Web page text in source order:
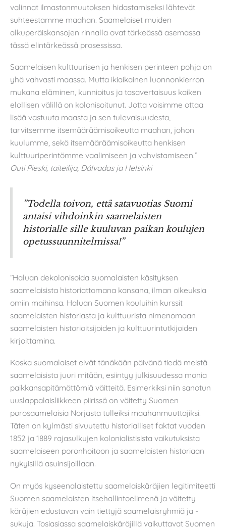
valinnat ilmastonmuutoksen hidastamiseksi lähtevät
suhteestamme maahan. Saamelaiset muiden
alkuperäiskansojen rinnalla ovat tärkeässä asemassa
tässä elintärkeässä prosessissa.
Saamelaisen kulttuurisen ja henkisen perinteen pohja on
yhä vahvasti maassa. Mutta ikiaikainen luonnonkierron
mukana eläminen, kunnioitus ja tasavertaisuus kaiken
elollisen välillä on kolonisoitunut. Jotta voisimme ottaa
lisää vastuuta maasta ja sen tulevaisuudesta,
tarvitsemme itsemääräämisoikeutta maahan, johon
kuulumme, sekä itsemääräämisoikeutta henkisen
kulttuuriperintömme vaalimiseen ja vahvistamiseen.”
Outi Pieski, taiteilija, Dálvadas ja Helsinki
”Todella toivon, että satavuotias Suomi
antaisi vihdoinkin saamelaisten
historialle sille kuuluvan paikan koulujen
opetussuunnitelmissa!”
”Haluan dekolonisoida suomalaisten käsityksen
saamelaisista historiattomana kansana, ilman oikeuksia
omiin maihinsa. Haluan Suomen kouluihin kurssit
saamelaisten historiasta ja kulttuurista nimenomaan
saamelaisten historioitsijoiden ja kulttuurintutkijoiden
kirjoittamina.
Koska suomalaiset eivät tänäkään päivänä tiedä meistä
saamelaisista juuri mitään, esiintyy julkisuudessa monia
paikkansapitämättömiä väitteitä. Esimerkiksi niin sanotun
uuslappalaisliikkeen piirissä on väitetty Suomen
porosaamelaisia Norjasta tulleiksi maahanmuuttajiksi.
Täten on kylmästi sivuutettu historialliset faktat vuoden
1852 ja 1889 rajasulkujen kolonialistisista vaikutuksista
saamelaiseen poronhoitoon ja saamelaisten historiaan
nykyisillä asuinsijoillaan.
On myös kyseenalaistettu saamelaiskäräjien legitimiteetti
Suomen saamelaisten itsehallintoelimenä ja väitetty
käräjien edustavan vain tiettyjä saamelaisryhmiä ja -
sukuja. Tosiasiassa saamelaiskäräjillä vaikuttavat Suomen